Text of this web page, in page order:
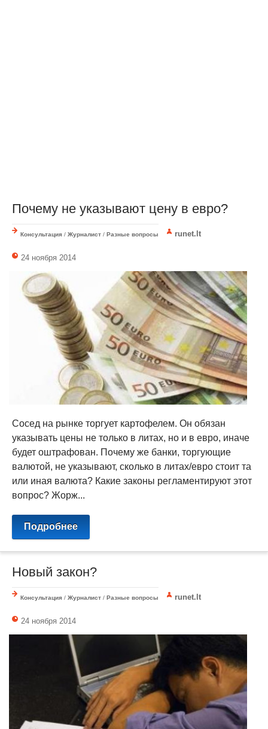
Почему не указывают цену в евро?
Консультация / Журналист / Разные вопросы runet.lt
24 ноября 2014
Сосед на рынке торгует картофелем. Он обязан
указывать цены не только в литах, но и в евро, иначе
будет оштрафован. Почему же банки, торгующие
валютой, не указывают, сколько в литах/евро стоит та
или иная валюта? Какие законы регламентируют этот
вопрос? Жорж...
Подробнее
Новый закон?
Консультация / Журналист / Разные вопросы runet.lt
24 ноября 2014